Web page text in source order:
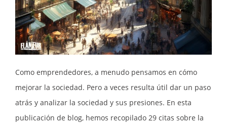
Como emprendedores, a menudo pensamos en cómo
mejorar la sociedad. Pero a veces resulta útil dar un paso
atrás y analizar la sociedad y sus presiones. En esta
publicación de blog, hemos recopilado 29 citas sobre la